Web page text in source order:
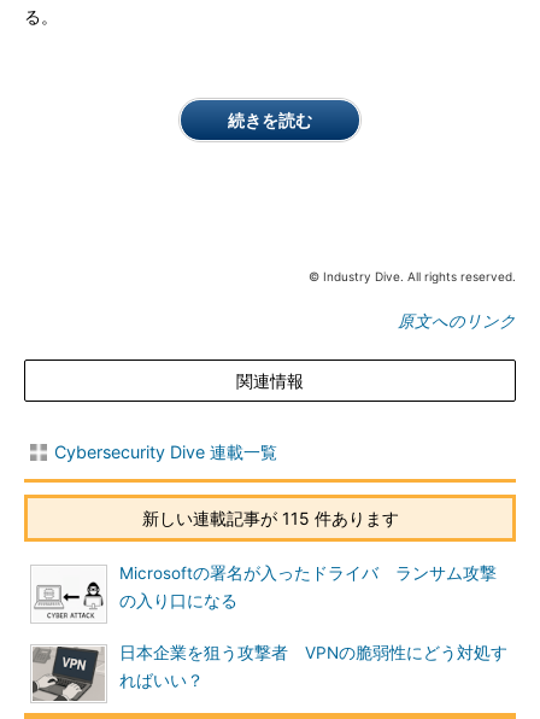
る。
続きを読む
© Industry Dive. All rights reserved.
原文へのリンク
関連情報
Cybersecurity Dive 連載一覧
新しい連載記事が 115 件あります
Microsoftの署名が入ったドライバ ランサム攻撃
の入り口になる
日本企業を狙う攻撃者 VPNの脆弱性にどう対処す
ればいい？